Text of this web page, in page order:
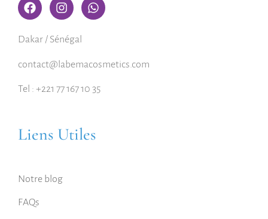
Dakar / Sénégal
contact@labemacosmetics.com
Tel : +221 77 167 10 35
Liens Utiles
Notre blog
FAQs